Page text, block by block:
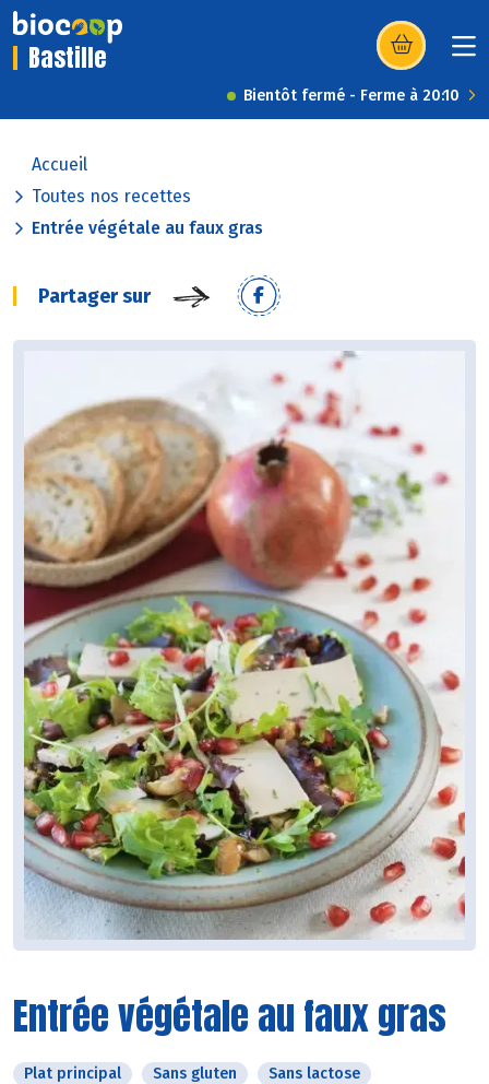
Bastille (s’ouvre dans
Bientôt fermé - Ferme à 20:10
Accueil
Toutes nos recettes
Entrée végétale au faux gras
Partager sur
Entrée végétale au faux gras
Plat principal Sans gluten
Sans lactose